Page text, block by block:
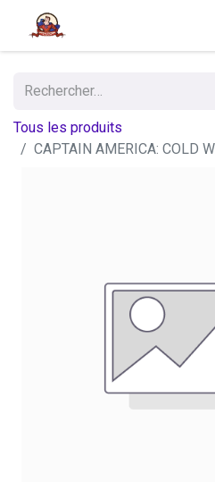
Tous les produits
CAPTAIN AMERICA: COLD